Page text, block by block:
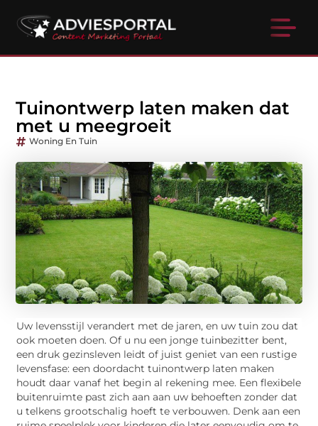
Tuinontwerp laten maken dat
met u meegroeit
Woning En Tuin
Uw levensstijl verandert met de jaren, en uw tuin zou dat
ook moeten doen. Of u nu een jonge tuinbezitter bent,
een druk gezinsleven leidt of juist geniet van een rustige
levensfase: een doordacht tuinontwerp laten maken
houdt daar vanaf het begin al rekening mee. Een flexibele
buitenruimte past zich aan aan uw behoeften zonder dat
u telkens grootschalig hoeft te verbouwen. Denk aan een